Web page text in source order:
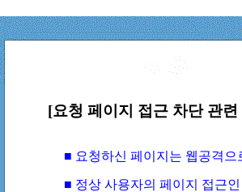
[요청 페이지 접근 차단 관
■ 요청하신 페이지는 웹공격
■ 정상 사용자의 페이지 접근